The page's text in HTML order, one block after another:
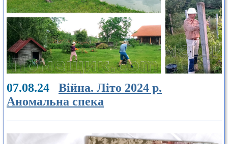
07.08.24 Війна. Літо 2024 р.
Аномальна спека